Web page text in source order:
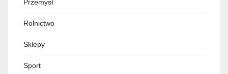
Przemysł
Rolnictwo
Sklepy
Sport